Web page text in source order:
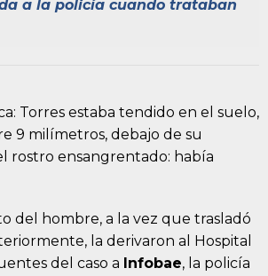
a la policía cuando trataban
Torres estaba tendido en el suelo,
9 milímetros, debajo de su
rostro ensangrentado: había
del hombre, a la vez que trasladó
la derivaron al Hospital
del caso a Infobae, la policía